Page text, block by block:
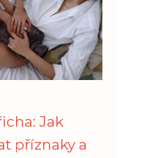
Jak
příznaky a